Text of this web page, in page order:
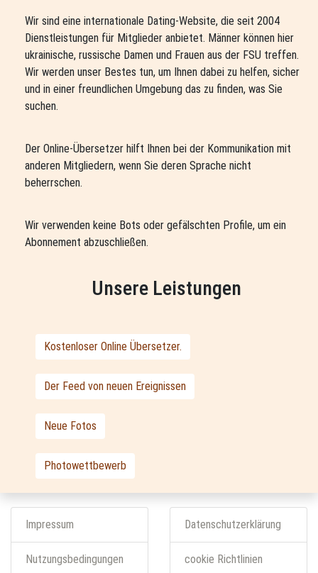
Wir sind eine internationale Dating-Website, die seit 2004
Dienstleistungen für Mitglieder anbietet. Männer können hier
ukrainische, russische Damen und Frauen aus der FSU treffen.
Wir werden unser Bestes tun, um Ihnen dabei zu helfen, sicher
und in einer freundlichen Umgebung das zu finden, was Sie
suchen.
Der Online-Übersetzer hilft Ihnen bei der Kommunikation mit
anderen Mitgliedern, wenn Sie deren Sprache nicht
beherrschen.
Wir verwenden keine Bots oder gefälschten Profile, um ein
Abonnement abzuschließen.
Unsere Leistungen
Kostenloser Online Übersetzer.
Der Feed von neuen Ereignissen
Neue Fotos
Photowettbewerb
Impressum
Nutzungsbedingungen
Datenschutzerklärung
cookie Richtlinien